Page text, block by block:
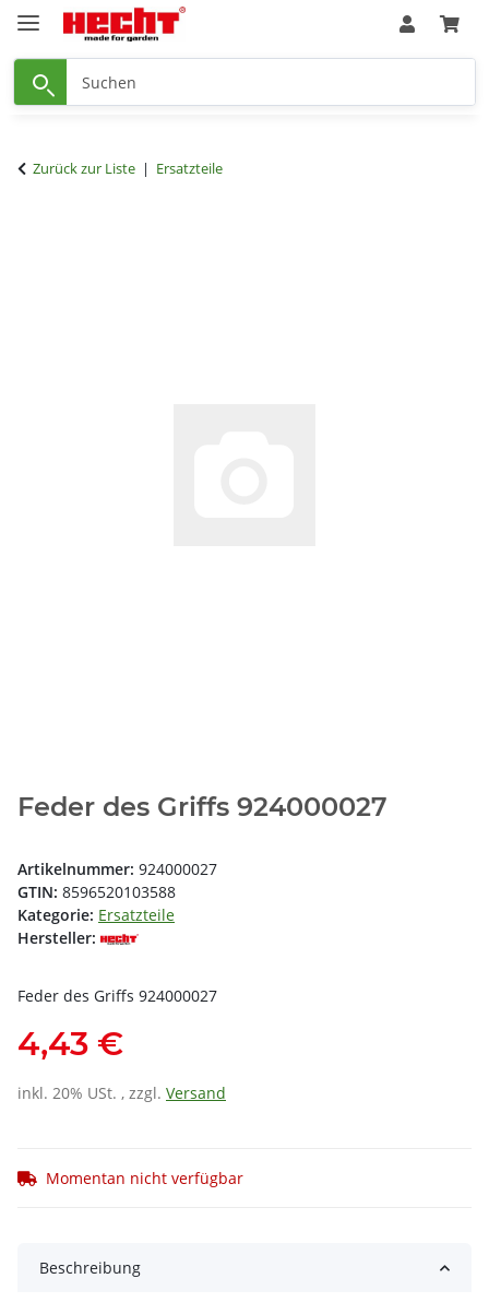
Zurück zur Liste Ersatzteile
Feder des Griffs 924000027
Artikelnummer: 924000027
GTIN: 8596520103588
Kategorie: Ersatzteile
Hersteller:
Feder des Griffs 924000027
4,43 €
inkl. 20% USt. , zzgl. Versand
Momentan nicht verfügbar
Beschreibung